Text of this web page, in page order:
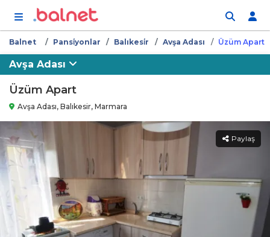
Balnet Pansi̇yonlar Balıkesi̇r Avşa Adası Üzüm Apart
Avşa Adası
Üzüm Apart
Avşa Adası, Balıkesir, Marmara
Paylaş